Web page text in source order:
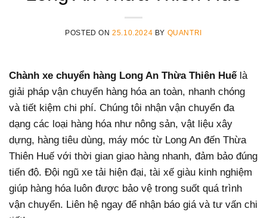
POSTED ON25.10.2024 BY QUANTRI
Chành xe chuyển hàng Long An Thừa Thiên Huếlà
giải pháp vận chuyển hàng hóa an toàn, nhanh chóng
và tiết kiệm chi phí. Chúng tôi nhận vận chuyển đa
dạng các loại hàng hóa như nông sản, vật liệu xây
dựng, hàng tiêu dùng, máy móc từ Long An đến Thừa
Thiên Huế với thời gian giao hàng nhanh, đảm bảo đúng
tiến độ. Đội ngũ xe tải hiện đại, tài xế giàu kinh nghiệm
giúp hàng hóa luôn được bảo vệ trong suốt quá trình
vận chuyển. Liên hệ ngay để nhận báo giá và tư vấn chi